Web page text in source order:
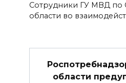
Сотрудники ГУ МВД по
области во
области